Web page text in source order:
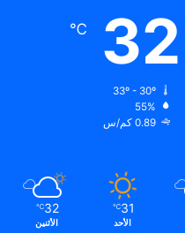
32
℃
55%
0.89 كم/س
31
℃
الأحد
32
℃
الأثنين